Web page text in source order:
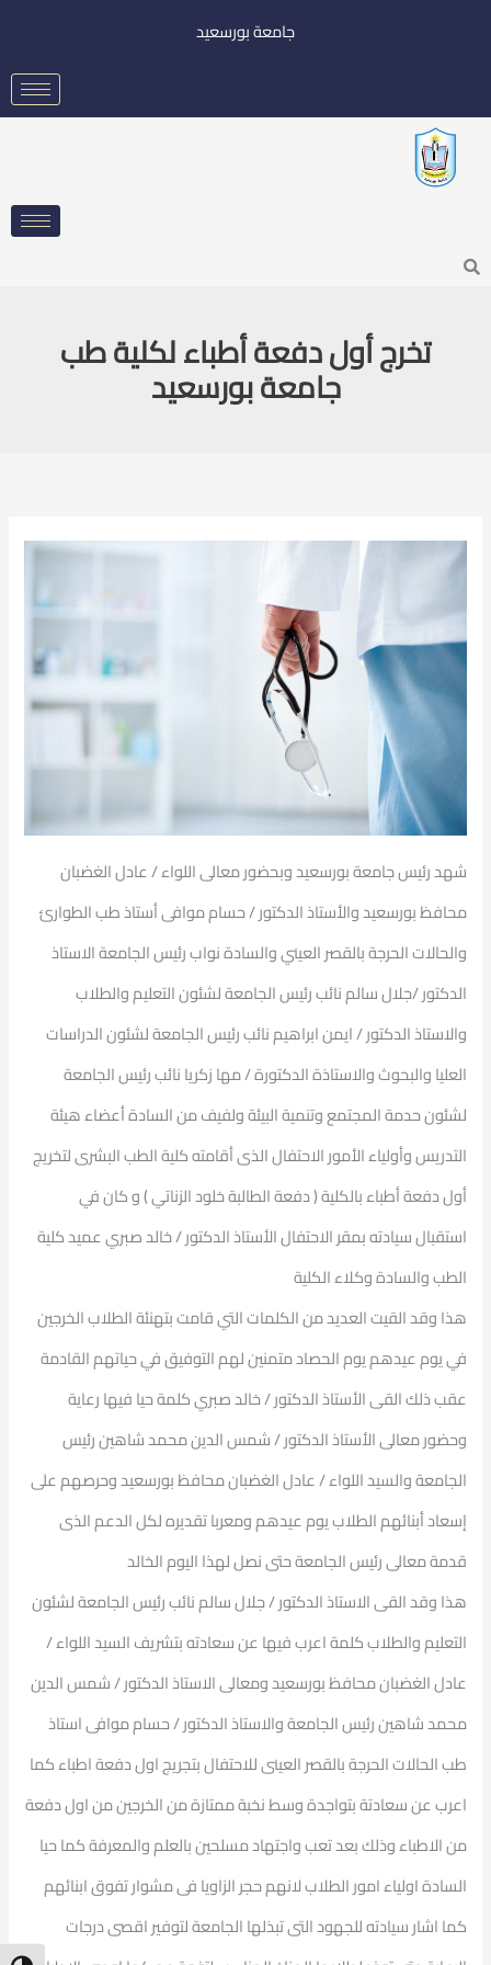
جامعة بورسعيد
Search
تخرج أول دفعة أطباء لكلية طب
جامعة بورسعيد
شهد رئيس جامعة بورسعيد وبحضور معالى اللواء / عادل الغضبان
محافظ بورسعيد والأستاذ الدكتور / حسام موافى أستاذ طب الطوارئ
والحالات الحرجة بالقصر العيني والسادة نواب رئيس الجامعة الاستاذ
الدكتور /جلال سالم نائب رئيس الجامعة لشئون التعليم والطلاب
والاستاذ الدكتور / ايمن ابراهيم نائب رئيس الجامعة لشئون الدراسات
العليا والبحوث والاستاذة الدكتورة / مها زكريا نائب رئيس الجامعة
لشئون حدمة المجتمع وتنمية البيئة ولفيف من السادة أعضاء هيئة
التدريس وأولياء الأمور الاحتفال الذى أقامته كلية الطب البشرى لتخريج
أول دفعة أطباء بالكلية ( دفعة الطالبة خلود الزناتي ) و كان في
استقبال سيادته بمقر الاحتفال الأستاذ الدكتور / خالد صبري عميد كلية
الطب والسادة وكلاء الكلية
هذا وقد القيت العديد من الكلمات التي قامت بتهنئة الطلاب الخرجين
في يوم عيدهم يوم الحصاد متمنين لهم التوفيق في حياتهم القادمة
عقب ذلك القى الأستاذ الدكتور / خالد صبري كلمة حيا فيها رعاية
وحضور معالى الأستاذ الدكتور / شمس الدين محمد شاهين رئيس
الجامعة والسيد اللواء / عادل الغضبان محافظ بورسعيد وحرصهم على
إسعاد أبنائهم الطلاب يوم عيدهم ومعربا تقديره لكل الدعم الذى
قدمة معالى رئيس الجامعة حتى نصل لهذا اليوم الخالد
هذا وقد القى الاستاذ الدكتور / جلال سالم نائب رئيس الجامعة لشئون
التعليم والطلاب كلمة اعرب فيها عن سعادته بتشريف السيد اللواء /
عادل الغضبان محافظ بورسعيد ومعالى الاستاذ الدكتور / شمس الدين
محمد شاهين رئيس الجامعة والاستاذ الدكتور / حسام موافى استاذ
طب الحالات الحرجة بالقصر العينى للاحتفال بتجريج اول دفعة اطباء كما
اعرب عن سعادتة بتواجدة وسط نخبة ممتازة من الخرجين من اول دفعة
من الاطباء وذلك بعد تعب واجتهاد مسلحين بالعلم والمعرفة كما حيا
السادة اولياء امور الطلاب لانهم حجر الزاويا فى مشوار تفوق ابنائهم
كما اشار سيادته للجهود التى تبذلها الجامعة لتوفير اقصى درجات